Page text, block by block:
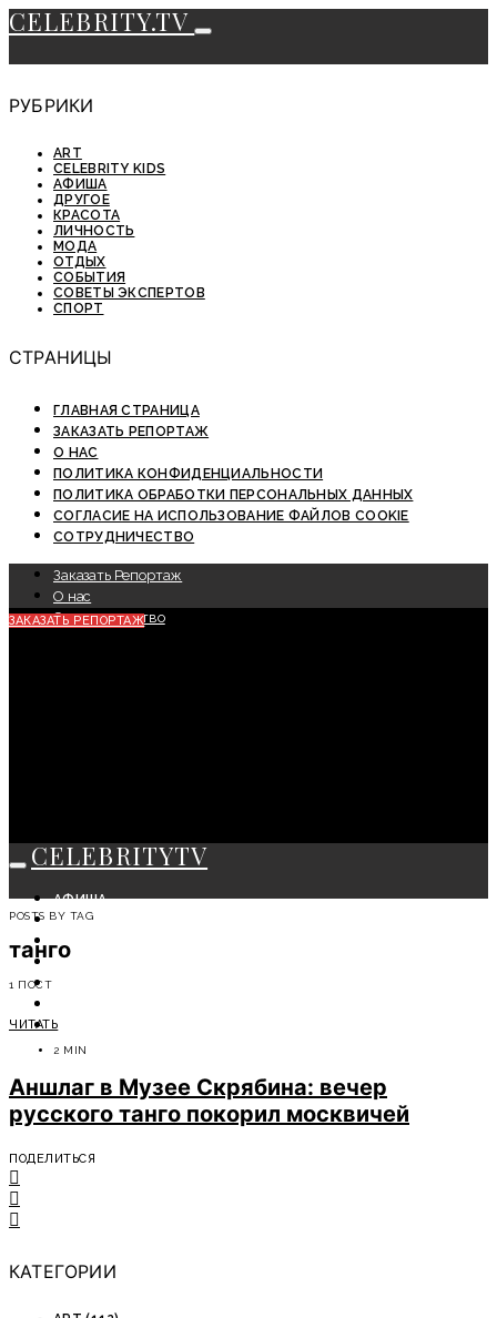
CELEBRITY.TV
РУБРИКИ
ART
CELEBRITY KIDS
АФИША
ДРУГОЕ
КРАСОТА
ЛИЧНОСТЬ
МОДА
ОТДЫХ
СОБЫТИЯ
СОВЕТЫ ЭКСПЕРТОВ
СПОРТ
СТРАНИЦЫ
ГЛАВНАЯ СТРАНИЦА
ЗАКАЗАТЬ РЕПОРТАЖ
О НАС
ПОЛИТИКА КОНФИДЕНЦИАЛЬНОСТИ
ПОЛИТИКА ОБРАБОТКИ ПЕРСОНАЛЬНЫХ ДАННЫХ
СОГЛАСИЕ НА ИСПОЛЬЗОВАНИЕ ФАЙЛОВ COOKIE
СОТРУДНИЧЕСТВО
Заказать Репортаж
О нас
Сотрудничество
ЗАКАЗАТЬ РЕПОРТАЖ
CELEBRITYTV
АФИША
СОБЫТИЯ
КРАСОТА
МОДА
СОВЕТЫ ЭКСПЕРТОВ
POSTS BY TAG
танго
1 ПОСТ
ЧИТАТЬ
2 MIN
Аншлаг в Музее Скрябина: вечер
русского танго покорил москвичей
ПОДЕЛИТЬСЯ
КАТЕГОРИИ